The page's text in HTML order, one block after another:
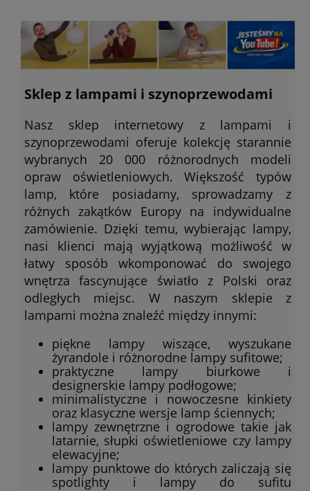
Sklep z lampami i szynoprzewodami
Nasz sklep internetowy z lampami i
szynoprzewodami oferuje kolekcję starannie
wybranych 20 000 różnorodnych modeli
opraw oświetleniowych. Większość typów
lamp, które posiadamy, sprowadzamy z
różnych zakątków Europy na indywidualne
zamówienie. Dzięki temu, wybierając lampy,
nasi klienci mają wyjątkową możliwość w
łatwy sposób wkomponować do swojego
wnętrza fascynujące światło z Polski oraz
odległych miejsc. W naszym sklepie z
lampami można znaleźć między innymi:
piękne lampy wiszące, wyszukane
żyrandole i różnorodne lampy sufitowe;
praktyczne lampy biurkowe i
designerskie lampy podłogowe;
minimalistyczne i nowoczesne kinkiety
oraz klasyczne wersje lamp ściennych;
lampy zewnętrzne i ogrodowe takie jak
latarnie, słupki oświetleniowe czy lampy
elewacyjne;
lampy punktowe do których zaliczają się
spotlighty i lampy do sufitu